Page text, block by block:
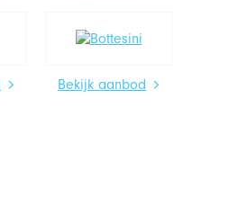
Bekijk aanbod